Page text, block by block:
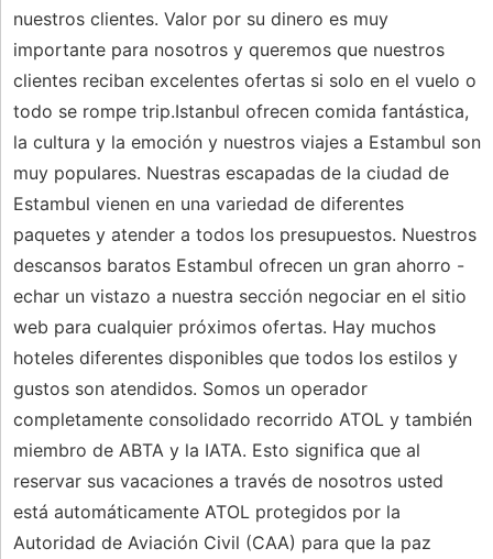
nuestros clientes. Valor por su dinero es muy
importante para nosotros y queremos que nuestros
clientes reciban excelentes ofertas si solo en el vuelo o
todo se rompe trip.Istanbul ofrecen comida fantástica,
la cultura y la emoción y nuestros viajes a Estambul son
muy populares. Nuestras escapadas de la ciudad de
Estambul vienen en una variedad de diferentes
paquetes y atender a todos los presupuestos. Nuestros
descansos baratos Estambul ofrecen un gran ahorro -
echar un vistazo a nuestra sección negociar en el sitio
web para cualquier próximos ofertas. Hay muchos
hoteles diferentes disponibles que todos los estilos y
gustos son atendidos. Somos un operador
completamente consolidado recorrido ATOL y también
miembro de ABTA y la IATA. Esto significa que al
reservar sus vacaciones a través de nosotros usted
está automáticamente ATOL protegidos por la
Autoridad de Aviación Civil (CAA) para que la paz